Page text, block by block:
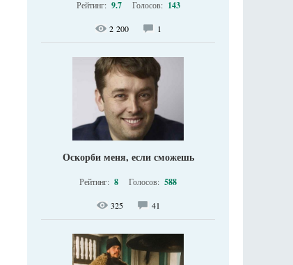
Рейтинг: 9.7 Голосов: 143
2 200 1
Оскорби меня, если сможешь
Рейтинг: 8 Голосов: 588
325 41